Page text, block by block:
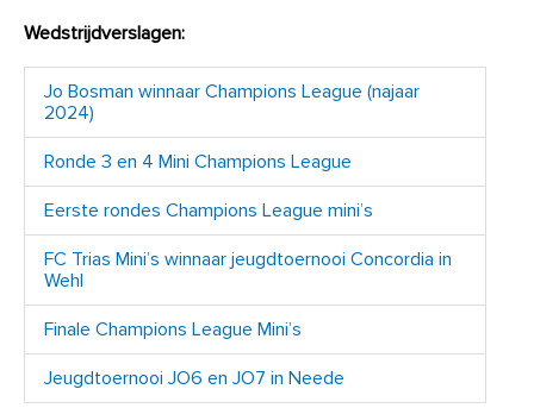
Wedstrijdverslagen:
Jo Bosman winnaar Champions League (najaar
2024)
Ronde 3 en 4 Mini Champions League
Eerste rondes Champions League mini’s
FC Trias Mini’s winnaar jeugdtoernooi Concordia in
Wehl
Finale Champions League Mini’s
Jeugdtoernooi JO6 en JO7 in Neede